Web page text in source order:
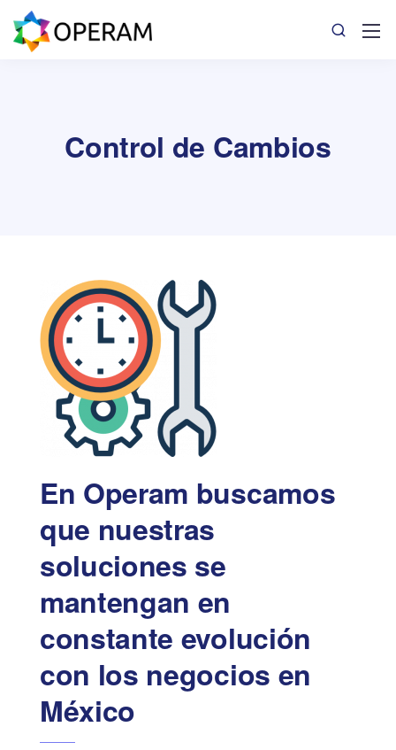
Control de Cambios
En Operam buscamos
que nuestras
soluciones se
mantengan en
constante evolución
con los negocios en
México